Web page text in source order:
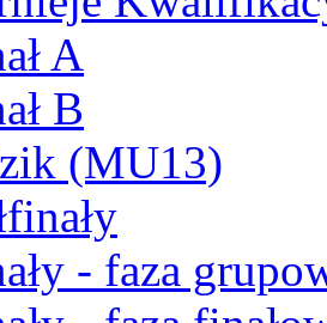
A
B
(MU13)
- faza